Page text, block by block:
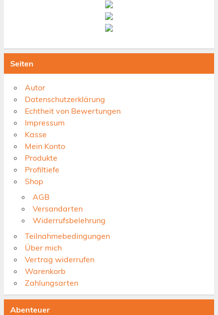
Seiten
Autor
Datenschutzerklärung
Echtheit von Bewertungen
Impressum
Kasse
Mein Konto
Produkte
Profiltiefe
Shop
AGB
Versandarten
Widerrufsbelehrung
Teilnahmebedingungen
Über mich
Vertrag widerrufen
Warenkorb
Zahlungsarten
Abenteuer